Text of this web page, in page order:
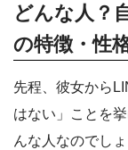
どんな人？
の特徴・性
先程、彼女から
はない」ことを
んな人なのでしょ